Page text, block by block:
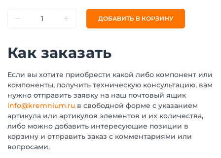
ДОБАВИТЬ В КОРЗИНУ
Как заказать
Если вы хотите приобрести какой либо компонент или
компоненты, получить техническую консультацию, вам
нужно отправить заявку на наш почтовый ящик
info@kremnium.ru в свободной форме с указанием
артикула или артикулов элементов и их количества,
либо можно добавить интересующие позиции в
корзину и отправить заказ с комментариями или
вопросами.